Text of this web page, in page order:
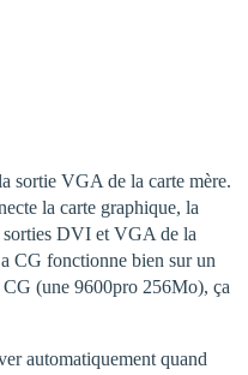
sortie VGA de la carte mère.
la carte graphique, la
DVI et VGA de la
CG fonctionne bien sur un
CG (une 9600pro 256Mo), ça
automatiquement quand